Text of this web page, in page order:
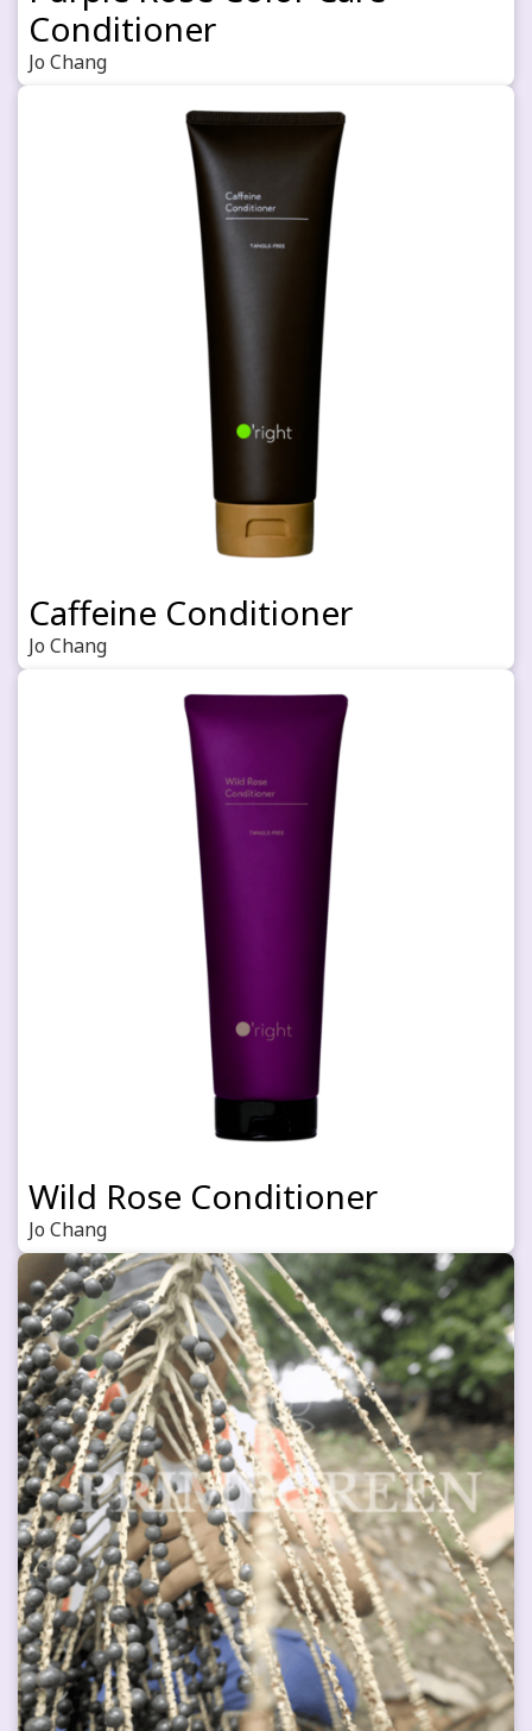
Conditioner
Jo Chang
Caffeine Conditioner
Jo Chang
Wild Rose Conditioner
Jo Chang